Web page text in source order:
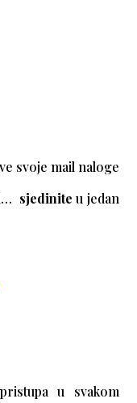
svoje mail naloge
sjedinite u jedan
u svakom